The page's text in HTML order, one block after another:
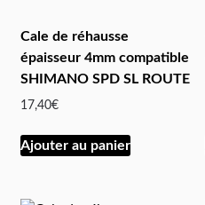
Cale de réhausse
épaisseur 4mm compatible
SHIMANO SPD SL ROUTE
17,40€
Ajouter au panier